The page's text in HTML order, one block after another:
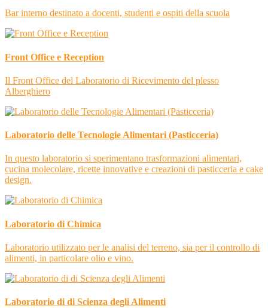
Bar interno destinato a docenti, studenti e ospiti della scuola
Front Office e Reception
Il Front Office del Laboratorio di Ricevimento del plesso
Alberghiero
Laboratorio delle Tecnologie Alimentari (Pasticceria)
In questo laboratorio si sperimentano trasformazioni alimentari,
cucina molecolare, ricette innovative e creazioni di pasticceria e cake
design.
Laboratorio di Chimica
Laboratorio utilizzato per le analisi del terreno, sia per il controllo di
alimenti, in particolare olio e vino.
Laboratorio di di Scienza degli Alimenti